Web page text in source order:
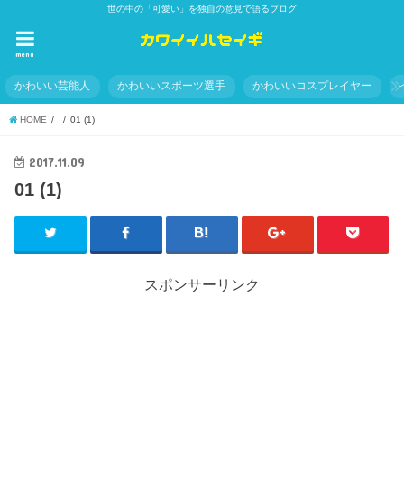
世の中の「可愛い」を独自の意見で語るブログ
menu
かわいい芸能人 かわいいスポーツ選手 かわいいコスプレイヤー
HOME 01 (1)
2017.11.09
01 (1)
スポンサーリンク